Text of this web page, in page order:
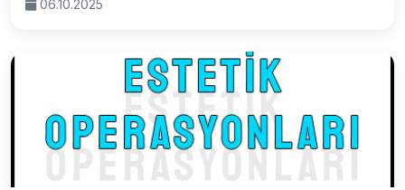
06.10.2025